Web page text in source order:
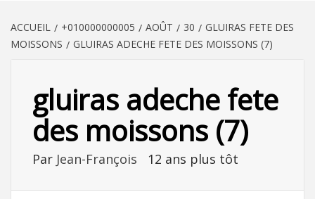
ACCUEIL +010000000005 AOÛT 30
GLUIRAS FETE DES
MOISSONS
GLUIRAS ADECHE FETE DES MOISSONS (7)
gluiras adeche fete
des moissons (7)
Par Jean-François 12 ans plus tôt